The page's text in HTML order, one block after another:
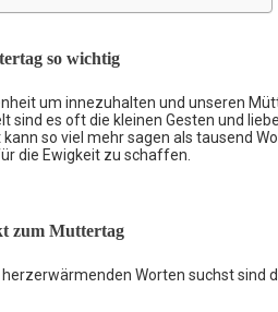
so wichtig
um innezuhalten und unseren
sind es oft die kleinen Gesten und
so viel mehr sagen als tausend
die Ewigkeit zu schaffen.
zum Muttertag
Worten suchst sind